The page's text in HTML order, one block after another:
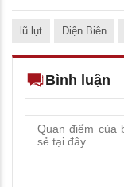
lũ lụt Điện Biên
Bình luận